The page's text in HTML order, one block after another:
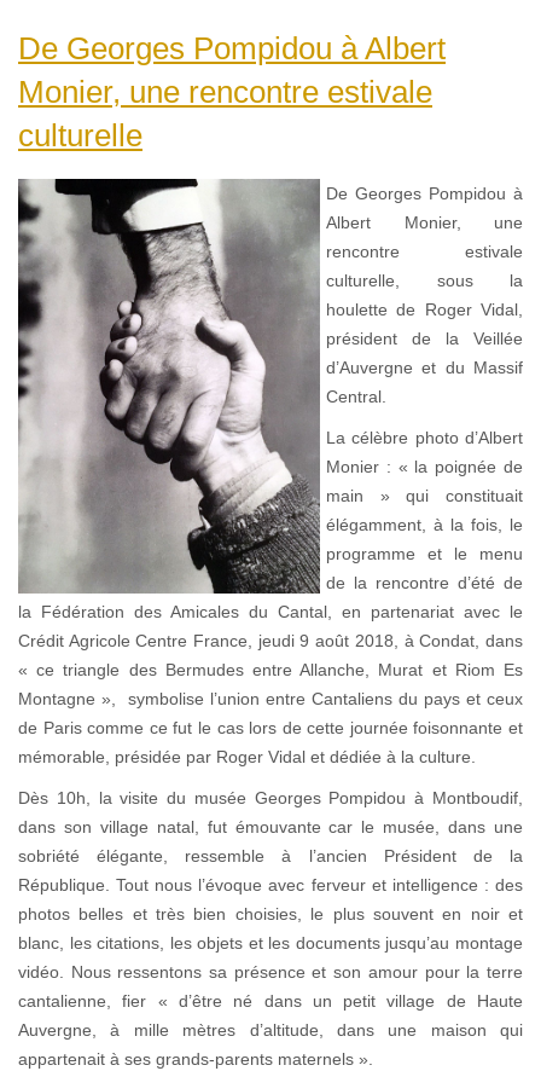
De Georges Pompidou à Albert
Monier, une rencontre estivale
culturelle
De Georges Pompidou à
Albert Monier, une
rencontre estivale
culturelle, sous la
houlette de Roger Vidal,
président de la Veillée
d’Auvergne et du Massif
Central.
La célèbre photo d’Albert
Monier : « la poignée de
main » qui constituait
élégamment, à la fois, le
programme et le menu
de la rencontre d’été de
la Fédération des Amicales du Cantal, en partenariat avec le
Crédit Agricole Centre France, jeudi 9 août 2018, à Condat, dans
« ce triangle des Bermudes entre Allanche, Murat et Riom Es
Montagne », symbolise l’union entre Cantaliens du pays et ceux
de Paris comme ce fut le cas lors de cette journée foisonnante et
mémorable, présidée par Roger Vidal et dédiée à la culture.
Dès 10h, la visite du musée Georges Pompidou à Montboudif,
dans son village natal, fut émouvante car le musée, dans une
sobriété élégante, ressemble à l’ancien Président de la
République. Tout nous l’évoque avec ferveur et intelligence : des
photos belles et très bien choisies, le plus souvent en noir et
blanc, les citations, les objets et les documents jusqu’au montage
vidéo. Nous ressentons sa présence et son amour pour la terre
cantalienne, fier « d’être né dans un petit village de Haute
Auvergne, à mille mètres d’altitude, dans une maison qui
appartenait à ses grands-parents maternels ».